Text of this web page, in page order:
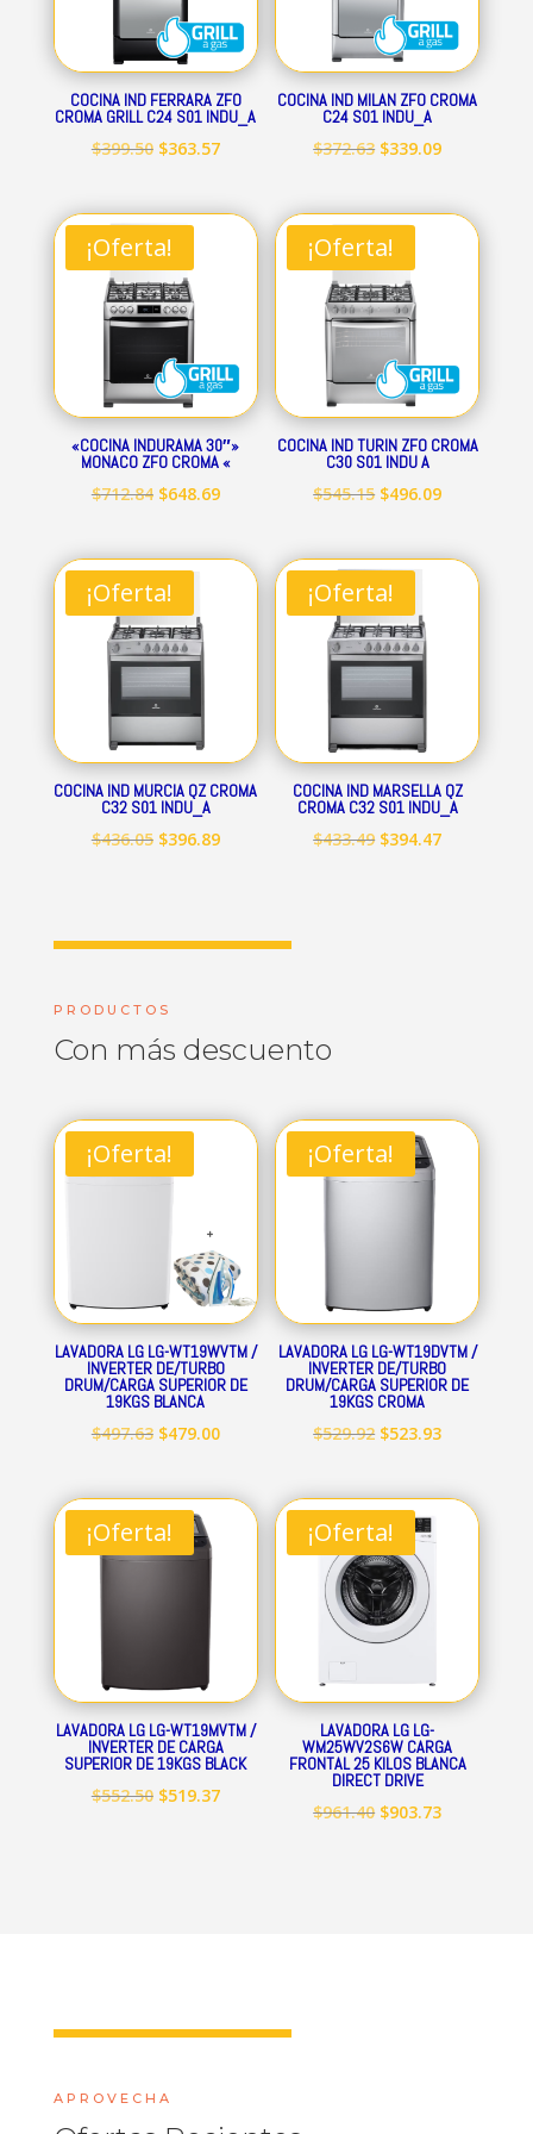
COCINA IND FERRARA ZFO
CROMA GRILL C24 S01 INDU_A
$399.50 El
original
era:
$399.50.
$363.57El
actual
COCINA IND MILAN ZFO CROMA
C24 S01 INDU_A
$372.63 El
original
era:
$372.63.
$339.09El
actual
¡Oferta!
«COCINA INDURAMA 30″»
MONACO ZFO CROMA «
$712.84 El
original
era:
$712.84.
$648.69El
actual
¡Oferta!
COCINA IND TURIN ZFO CROMA
C30 S01 INDU A
$545.15 El
original
era:
$545.15.
$496.09El
actual
¡Oferta!
COCINA IND MURCIA QZ CROMA
C32 S01 INDU_A
$436.05 El
$396.89El
¡Oferta!
COCINA IND MARSELLA QZ
CROMA C32 S01 INDU_A
$433.49 El
$394.47El
PRODUCTOS
Con más descuento
¡Oferta!
LAVADORA LG LG-WT19WVTM /
INVERTER DE/TURBO
DRUM/CARGA SUPERIOR DE
19KGS BLANCA
$497.63 El
original
era:
$497.63.
$479.00El
actual
¡Oferta!
LAVADORA LG LG-WT19DVTM /
INVERTER DE/TURBO
DRUM/CARGA SUPERIOR DE
19KGS CROMA
$529.92 El
original
era:
$529.92.
$523.93El
actual
¡Oferta!
LAVADORA LG LG-WT19MVTM /
INVERTER DE CARGA
SUPERIOR DE 19KGS BLACK
$552.50 El
$519.37El
¡Oferta!
LAVADORA LG LG-
WM25WV2S6W CARGA
FRONTAL 25 KILOS BLANCA
DIRECT DRIVE
$961.40 El
$903.73El
APROVECHA